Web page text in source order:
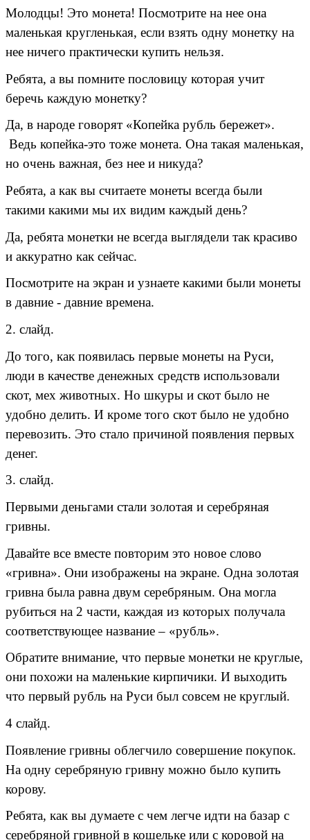
Молодцы! Это монета! Посмотрите на нее она
маленькая кругленькая, если взять одну монетку на
нее ничего практически купить нельзя.
Ребята, а вы помните пословицу которая учит
беречь каждую монетку?
Да, в народе говорят «Копейка рубль бережет».
Ведь копейка-это тоже монета. Она такая маленькая,
но очень важная, без нее и никуда?
Ребята, а как вы считаете монеты всегда были
такими какими мы их видим каждый день?
Да, ребята монетки не всегда выглядели так красиво
и аккуратно как сейчас.
Посмотрите на экран и узнаете какими были монеты
в давние - давние времена.
2. слайд.
До того, как появилась первые монеты на Руси,
люди в качестве денежных средств использовали
скот, мех животных. Но шкуры и скот было не
удобно делить. И кроме того скот было не удобно
перевозить. Это стало причиной появления первых
денег.
3. слайд.
Первыми деньгами стали золотая и серебряная
гривны.
Давайте все вместе повторим это новое слово
«гривна». Они изображены на экране. Одна золотая
гривна была равна двум серебряным. Она могла
рубиться на 2 части, каждая из которых получала
соответствующее название – «рубль».
Обратите внимание, что первые монетки не круглые,
они похожи на маленькие кирпичики. И выходить
что первый рубль на Руси был совсем не круглый.
4 слайд.
Появление гривны облегчило совершение покупок.
На одну серебряную гривну можно было купить
корову.
Ребята, как вы думаете с чем легче идти на базар с
серебряной гривной в кошельке или с коровой на